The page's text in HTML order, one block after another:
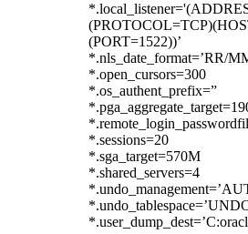
(PORT=1522))’
*.nls_date_format=’RR/
*.open_cursors=300
*.os_authent_prefix=”
*.sessions=20
*.sga_target=570M
*.shared_servers=4